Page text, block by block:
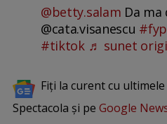
@betty.salam Da ma
@cata.visanescu #fyp
#tiktok ♬ sunet
Fiți la curent cu
Spectacola și pe Google